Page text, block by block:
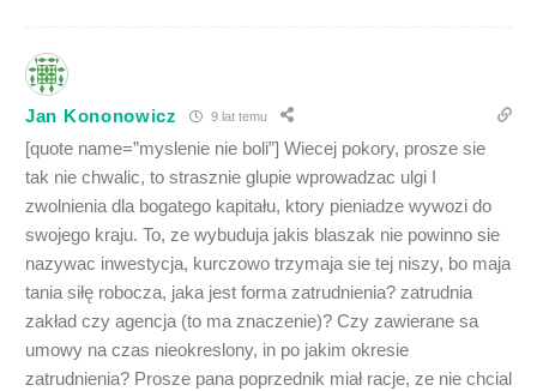
Jan Kononowicz 9 lat temu
[quote name=”myslenie nie boli”] Wiecej pokory, prosze sie
tak nie chwalic, to strasznie glupie wprowadzac ulgi I
zwolnienia dla bogatego kapitału, ktory pieniadze wywozi do
swojego kraju. To, ze wybuduja jakis blaszak nie powinno sie
nazywac inwestycja, kurczowo trzymaja sie tej niszy, bo maja
tania siłę robocza, jaka jest forma zatrudnienia? zatrudnia
zakład czy agencja (to ma znaczenie)? Czy zawierane sa
umowy na czas nieokreslony, in po jakim okresie
zatrudnienia? Prosze pana poprzednik miał racje, ze nie chcial